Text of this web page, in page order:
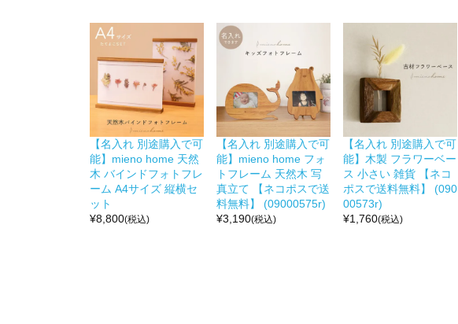
【名入れ 別途購入で可
能】mieno home 天然
木 バインドフォトフレ
ーム A4サイズ 縦横セ
ット
¥8,800(税込)
【名入れ 別途購入で可
能】mieno home フォ
トフレーム 天然木 写
真立て 【ネコポスで送
料無料】 (09000575r)
¥3,190(税込)
【名入れ 別途購入で可
能】木製 フラワーベー
ス 小さい 雑貨 【ネコ
ポスで送料無料】 (090
00573r)
¥1,760(税込)